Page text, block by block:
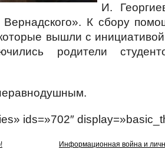
И.
К сбору
вышли с
родители
ids=»702″
Информационная война и